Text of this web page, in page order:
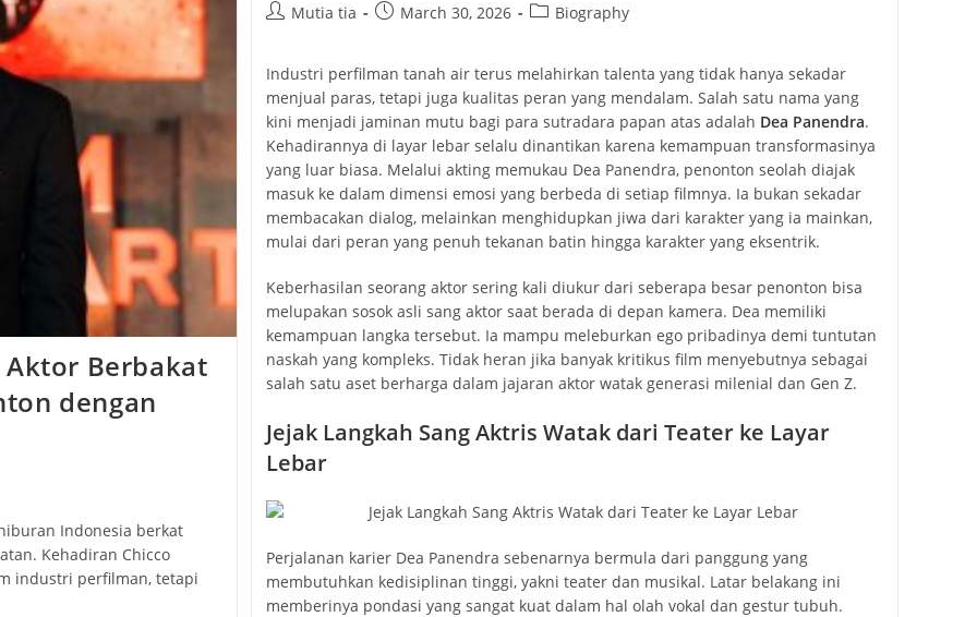
Aktor Berbakat
dengan
Indonesia berkat
Kehadiran Chicco
industri perfilman, tetapi
PostMutia tia
PostMarch 30, 2026
PostBiography
Industri perfilman tanah air terus melahirkan talenta yang tidak hanya sekadar
menjual paras, tetapi juga kualitas peran yang mendalam. Salah satu nama yang
kini menjadi jaminan mutu bagi para sutradara papan atas adalah Dea Panendra.
Kehadirannya di layar lebar selalu dinantikan karena kemampuan transformasinya
yang luar biasa. Melalui akting memukau Dea Panendra, penonton seolah diajak
masuk ke dalam dimensi emosi yang berbeda di setiap filmnya. Ia bukan sekadar
membacakan dialog, melainkan menghidupkan jiwa dari karakter yang ia mainkan,
mulai dari peran yang penuh tekanan batin hingga karakter yang eksentrik.
Keberhasilan seorang aktor sering kali diukur dari seberapa besar penonton bisa
melupakan sosok asli sang aktor saat berada di depan kamera. Dea memiliki
kemampuan langka tersebut. Ia mampu meleburkan ego pribadinya demi tuntutan
naskah yang kompleks. Tidak heran jika banyak kritikus film menyebutnya sebagai
salah satu aset berharga dalam jajaran aktor watak generasi milenial dan Gen Z.
Jejak Langkah Sang Aktris Watak dari Teater ke Layar
Lebar
Perjalanan karier Dea Panendra sebenarnya bermula dari panggung yang
membutuhkan kedisiplinan tinggi, yakni teater dan musikal. Latar belakang ini
memberinya pondasi yang sangat kuat dalam hal olah vokal dan gestur tubuh.